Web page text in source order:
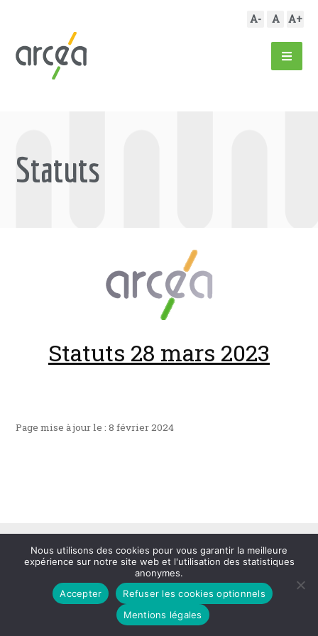
A- A A+
Statuts
Statuts 28 mars 2023
Page mise à jour le : 8 février 2024
Mentions légales Plan du site Création
Nous utilisons des cookies pour vous garantir la meilleure
expérience sur notre site web et l'utilisation des statistiques
anonymes.
Accepter
Refuser les cookies optionnels
Mentions légales